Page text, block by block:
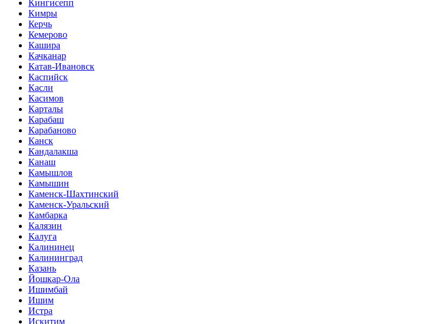
Кингисепп
Кимры
Керчь
Кемерово
Кашира
Качканар
Катав-Ивановск
Каспийск
Касли
Касимов
Карталы
Карабаш
Карабаново
Канск
Кандалакша
Канаш
Камышлов
Камышин
Каменск-Шахтинский
Каменск-Уральский
Камбарка
Калязин
Калуга
Калининец
Калининград
Казань
Йошкар-Ола
Ишимбай
Ишим
Истра
Искитим